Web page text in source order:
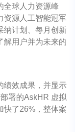
全球人力资源峰
资源人工智能冠军
纳计划、每月创新
解用户并为未来的
绩效成果，并显示
署的AskHR 虚拟
快了26%，整体案